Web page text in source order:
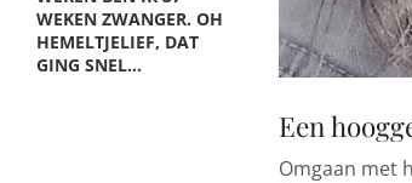
WEKEN ZWANGER. OH
HEMELTJELIEF, DAT
GING SNEL…
Een
Omgaan met